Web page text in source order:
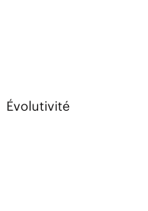
Évolutivité